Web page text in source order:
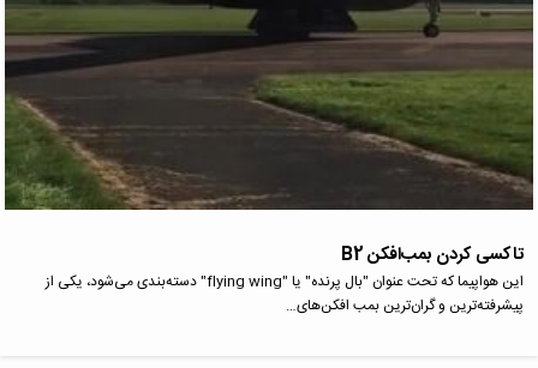
تاکسی کردن بمب‌افکن B2
این هواپیما که تحت عنوان "بال پرنده" یا "flying wing" دسته‌بندی می‌شود، یکی از
پیشرفته‌ترین و گران‌ترین بمب افکن‌های…